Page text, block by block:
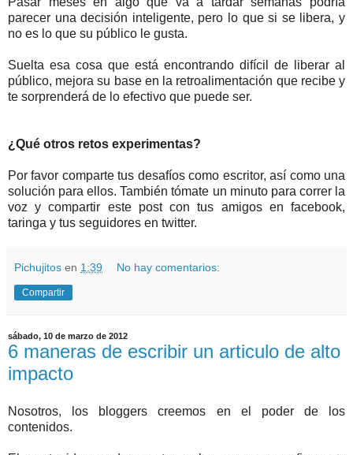
parecer una decisión inteligente, pero lo que si se libera, y
no es lo que su público le gusta.
Suelta esa cosa que está encontrando difícil de liberar al
público, mejora su base en la retroalimentación que recibe y
te sorprenderá de lo efectivo que puede ser.
¿Qué otros retos experimentas?
Por favor comparte tus desafíos como escritor, así como una
solución para ellos. También tómate un minuto para correr la
voz y compartir este post con tus amigos en facebook,
taringa y tus seguidores en twitter.
Pichujitos en 1:39 No hay comentarios:
Compartir
sábado, 10 de marzo de 2012
6 maneras de escribir un articulo de alto
impacto
Nosotros, los bloggers creemos en el poder de los
contenidos.